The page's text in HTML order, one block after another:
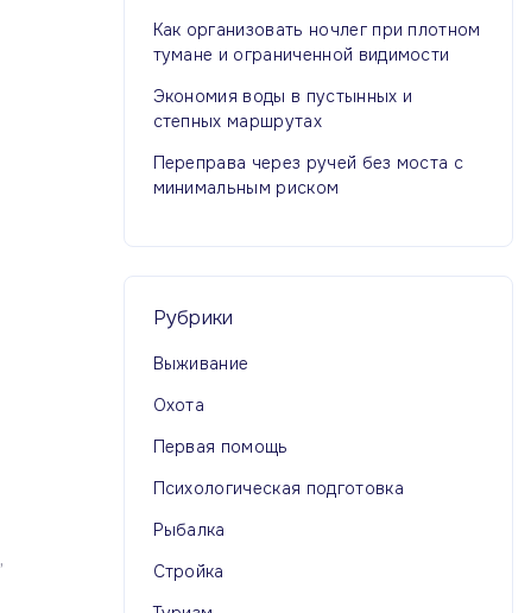
Как организовать ночлег при плотном
тумане и ограниченной видимости
Экономия воды в пустынных и
степных маршрутах
Переправа через ручей без моста с
минимальным риском
Рубрики
Выживание
Охота
Первая помощь
Психологическая подготовка
Рыбалка
Стройка